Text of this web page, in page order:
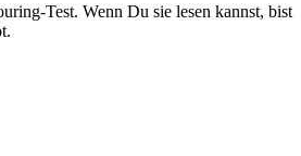
Test. Wenn Du sie lesen kannst, bist